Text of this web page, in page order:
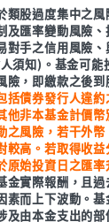
類股過度集中之
及匯率變動風險
對手之信用風險
須知)。基金可能
險，即繳款之後
括債券發行人違
他非本基金計價
之風險，若干外
較高。若取得收
原始投資日之匯
金實際報酬，且
素而上下波動。
及由本金支出的